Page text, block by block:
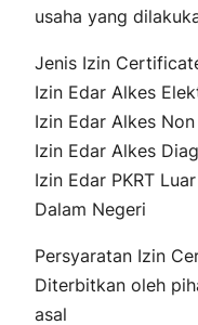
usaha yang
Jenis Izin
Izin Edar Alkes
Izin Edar Alkes
Izin Edar Alkes
Izin Edar PKRT
Dalam Negeri
Persyaratan Izin
Diterbitkan oleh
asal